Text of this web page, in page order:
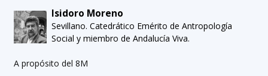
Isidoro Moreno
Sevillano. Catedrático Emérito de Antropología
Social y miembro de Andalucía Viva.
A propósito del 8M